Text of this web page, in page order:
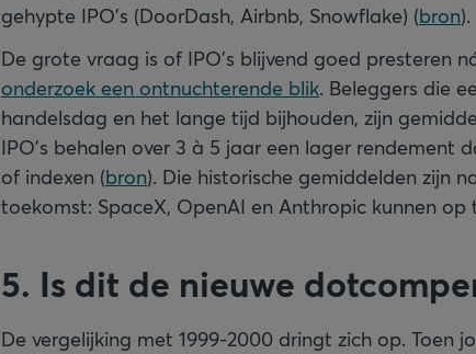
gehypte IPO’s (DoorDash, Airbnb, Snowflake) (bron).
De grote vraag is of IPO’s blijvend goed presteren
onderzoek een ontnuchterende blik. Beleggers die
handelsdag en het lange tijd bijhouden, zijn
IPO’s behalen over 3 à 5 jaar een lager rendement
of indexen (bron). Die historische gemiddelden zijn
toekomst: SpaceX, OpenAI en Anthropic kunnen
5. Is dit de nieuwe
De vergelijking met 1999-2000 dringt zich op. Toen